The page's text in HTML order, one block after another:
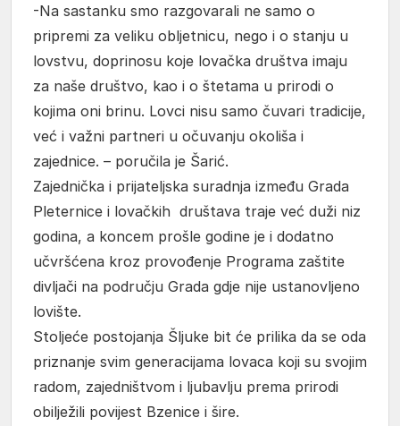
-Na sastanku smo razgovarali ne samo o
pripremi za veliku obljetnicu, nego i o stanju u
lovstvu, doprinosu koje lovačka društva imaju
za naše društvo, kao i o štetama u prirodi o
kojima oni brinu. Lovci nisu samo čuvari tradicije,
već i važni partneri u očuvanju okoliša i
zajednice. – poručila je Šarić.
Zajednička i prijateljska suradnja između Grada
Pleternice i lovačkih društava traje već duži niz
godina, a koncem prošle godine je i dodatno
učvršćena kroz provođenje Programa zaštite
divljači na području Grada gdje nije ustanovljeno
lovište.
Stoljeće postojanja Šljuke bit će prilika da se oda
priznanje svim generacijama lovaca koji su svojim
radom, zajedništvom i ljubavlju prema prirodi
obilježili povijest Bzenice i šire.